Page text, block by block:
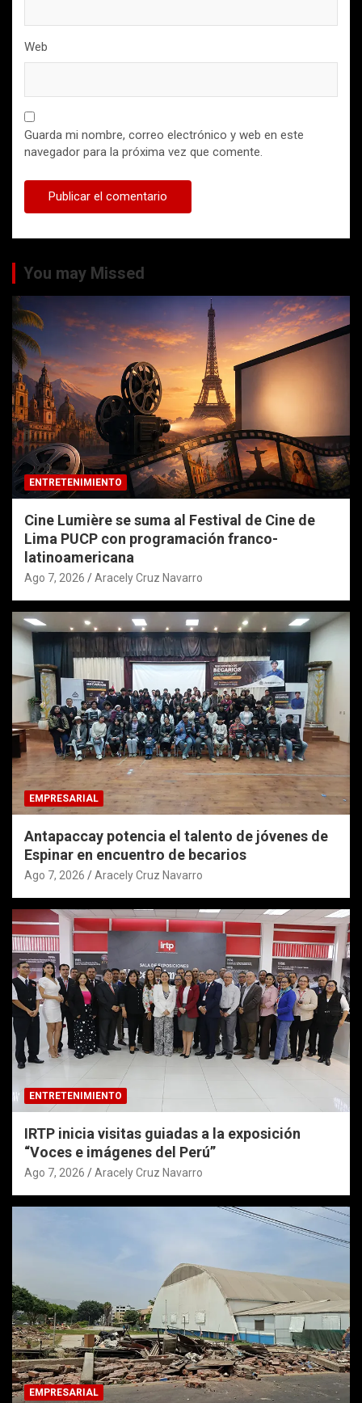
Web
Guarda mi nombre, correo electrónico y web en este
navegador para la próxima vez que comente.
You may Missed
ENTRETENIMIENTO
Cine Lumière se suma al Festival de Cine de
Lima PUCP con programación franco-
latinoamericana
Ago 7, 2026 Aracely Cruz Navarro
EMPRESARIAL
Antapaccay potencia el talento de jóvenes de
Espinar en encuentro de becarios
Ago 7, 2026 Aracely Cruz Navarro
ENTRETENIMIENTO
IRTP inicia visitas guiadas a la exposición
“Voces e imágenes del Perú”
Ago 7, 2026 Aracely Cruz Navarro
EMPRESARIAL